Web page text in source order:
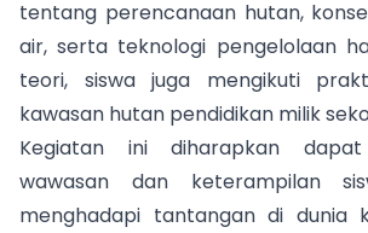
tentang perencanaan hutan,
air, serta teknologi pengelolaan
teori, siswa juga mengikuti
kawasan hutan pendidikan milik
Kegiatan ini diharapkan dapat
wawasan dan keterampilan
menghadapi tantangan di dunia